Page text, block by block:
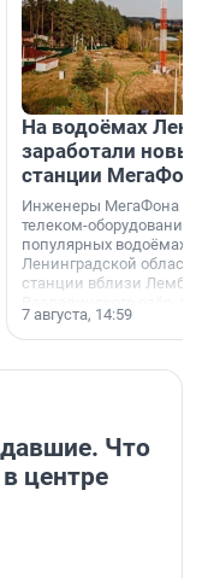
На водоёмах
заработали
станции
Инженеры МегаФона
телеком-оборудование
популярных водоёмах
Ленинградской
станции вблизи
недалеко от Большого
водопада.
7 августа, 14:59
Что
центре